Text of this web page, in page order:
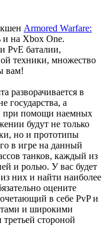
Armored Warfare:
и на Xbox One.
PvE баталии,
техники, множество
вам!
разворачивается в
государства, а
при помощи наемных
будут не только
но и прототипы
в игре на данный
танков, каждый из
и ролью. У вас будет
них и найти наиболее
оцените
в себе PvP и
и широкими
стороной